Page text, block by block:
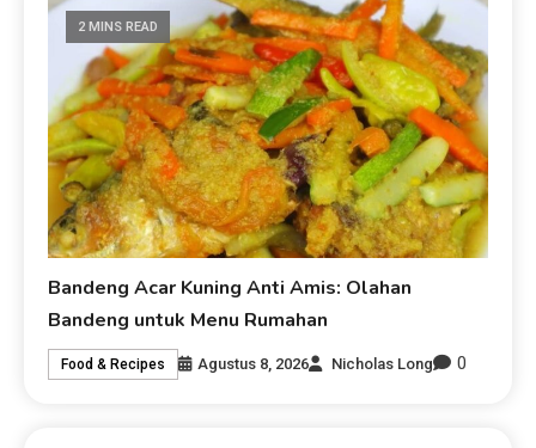
2 MINS READ
Bandeng Acar Kuning Anti Amis: Olahan
Bandeng untuk Menu Rumahan
Food & Recipes Agustus 8, 2026 Nicholas Long 0